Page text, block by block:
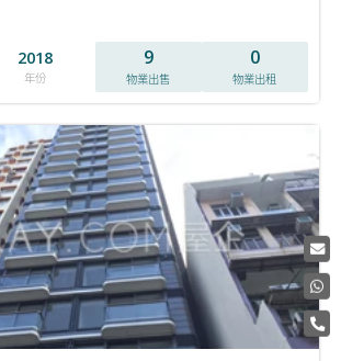
2018
年份
9
物業出售
0
物業出租